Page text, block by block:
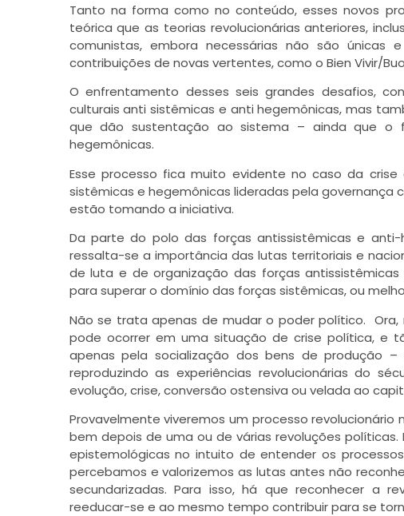
Tanto na forma como no conteúdo, esses novos
teórica que as teorias revolucionárias anteriores,
comunistas, embora necessárias não são
contribuições de novas vertentes, como o Bien Vivir/
O enfrentamento desses seis grandes desafios,
culturais anti sistêmicas e anti hegemônicas, mas
que dão sustentação ao sistema – ainda que o
hegemônicas.
Esse processo fica muito evidente no caso da
sistêmicas e hegemônicas lideradas pela
estão tomando a iniciativa.
Da parte do polo das forças antissistêmicas e
ressalta-se a importância das lutas territoriais e
de luta e de organização das forças
para superar o domínio das forças sistêmicas, ou
Não se trata apenas de mudar o poder político.
pode ocorrer em uma situação de crise política, e
apenas pela socialização dos bens de produção
reproduzindo as experiências revolucionárias do
evolução, crise, conversão ostensiva ou velada ao
Provavelmente viveremos um processo
bem depois de uma ou de várias revoluções
epistemológicas no intuito de entender os
percebamos e valorizemos as lutas antes não
secundarizadas. Para isso, há que reconhecer a
reeducar-se e ao mesmo tempo contribuir para se